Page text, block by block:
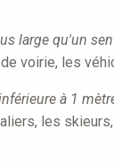
large qu'un
voirie, les
à 1
les